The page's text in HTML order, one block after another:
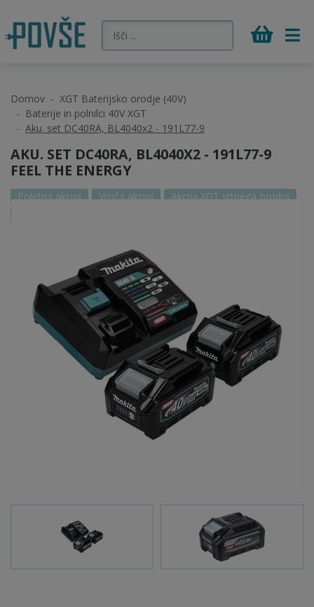
Domov
XGT Baterijsko orodje (40V)
Baterije in polnilci 40V XGT
Aku. set DC40RA, BL4040x2 - 191L77-9
AKU. SET DC40RA, BL4040X2 - 191L77-9
FEEL THE ENERGY
Poletna akcija Vroča akcija
Akcija XGT vrtnega orodja